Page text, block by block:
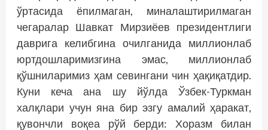
ўртасида ёпилмаган, миналаштирилмаган
чегаралар Шавкат Мирзиёев президентлиги
даврига келибгина очилганида миллионлаб
юртдошларимизгина эмас, миллионлаб
қўшниларимиз ҳам севингани чин ҳақиқатдир.
Куни кеча ана шу йўлда Ўзбек-Туркман
халқлари учун яна бир эзгу амалий ҳаракат,
қувончли воқеа рўй берди: Хоразм билан